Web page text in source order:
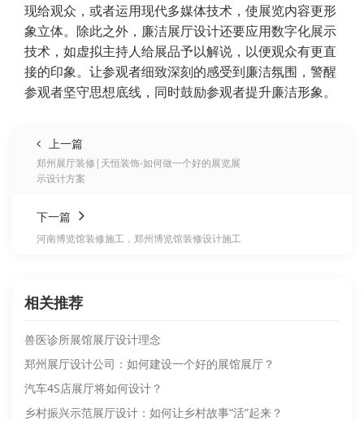
现给观众，或者运用现代多媒体技术，使展览内容更形
象立体。除此之外，廉洁展厅设计还要应用数字化展示
技术，如虚拟主持人给展品予以解说，以便观众有更直
接的印象。让参观者细致深刻的感受到廉洁氛围，警醒
参观者坚守思想底线，同时鼓励参观者提升廉洁形象。
上一篇
郑州展厅装修|天恒装饰-如何做一个好的展览展
示设计方案
下一篇
河南博览馆装修施工，郑州博览馆装修设计施工
相关推荐
兽医诊所展馆展厅设计理念
郑州展厅设计公司：如何建设一个好的展馆展厅？
汽车4S店展厅将如何设计？
乡村振兴示范展厅设计：如何让乡村故事“活”起来？